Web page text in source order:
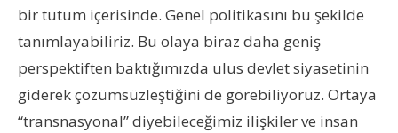
bir tutum içerisinde. Genel politikasını bu şekilde
tanımlayabiliriz. Bu olaya biraz daha geniş
perspektiften baktığımızda ulus devlet siyasetinin
giderek çözümsüzleştiğini de görebiliyoruz. Ortaya
“transnasyonal” diyebileceğimiz ilişkiler ve insan